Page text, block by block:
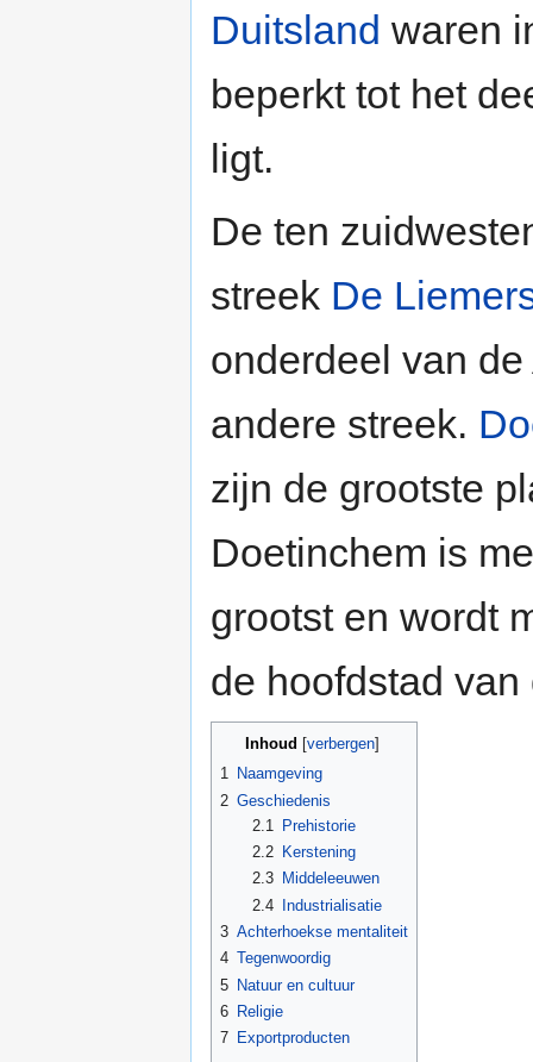
Duitsland waren
beperkt tot het
ligt.
De ten
streek De
onderdeel van
andere streek.
zijn de grootste
Doetinchem is
grootst en wordt
de hoofdstad
Inhoud verbergen]
1 Naamgeving
2 Geschiedenis
2.1
Prehistorie
2.2
Kerstening
2.3
Middeleeuwen
2.4 Industrialisatie
3 Achterhoekse mentaliteit
4 Tegenwoordig
5 Natuur en cultuur
6 Religie
7 Exportproducten